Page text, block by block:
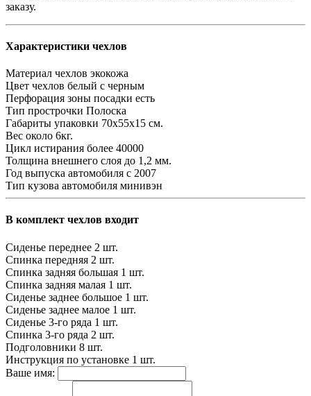
заказу.
Характеристики чехлов
Материал чехлов экокожа
Цвет чехлов белый с черным
Перфорация зоны посадки есть
Тип прострочки Полоска
Габариты упаковки 70х55х15 см.
Вес около 6кг.
Цикл истирания более 40000
Толщина внешнего слоя до 1,2 мм.
Год выпуска автомобиля с 2007
Тип кузова автомобиля минивэн
В комплект чехлов входит
Сиденье переднее 2 шт.
Спинка передняя 2 шт.
Спинка задняя большая 1 шт.
Спинка задняя малая 1 шт.
Сиденье заднее большое 1 шт.
Сиденье заднее малое 1 шт.
Сиденье 3-го ряда 1 шт.
Спинка 3-го ряда 2 шт.
Подголовники 8 шт.
Инструкция по установке 1 шт.
Ваше имя: